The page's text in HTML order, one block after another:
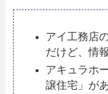
アイ工務店
だけど、情
アキュラホ
譲住宅」が